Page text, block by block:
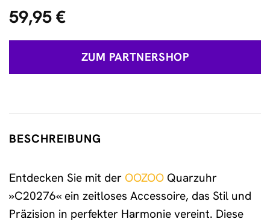
59,95€
ZUM PARTNERSHOP
BESCHREIBUNG
Entdecken Sie mit der OOZOO Quarzuhr
»C20276« ein zeitloses Accessoire, das Stil und
Präzision in perfekter Harmonie vereint. Diese